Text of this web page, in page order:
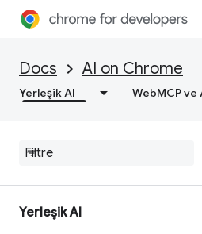
Docs AI on Chrome
Yerleşik AI WebMCP ve
Yerleşik AI